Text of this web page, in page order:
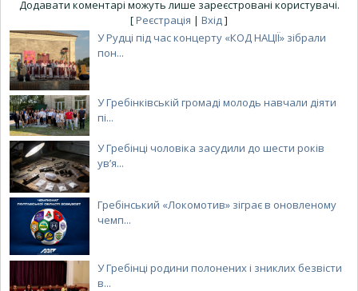
Додавати коментарі можуть лише зареєстровані користувачі.
[Реєстрація | Вхід ]
У Рудці під час концерту «КОД НАЦІЇ» зібрали
пон...
У Гребінківській громаді молодь навчали діяти
пі...
У Гребінці чоловіка засудили до шести років
ув’я...
Гребінський «Локомотив» зіграє в оновленому
чемп...
У Гребінці родини полонених і зниклих безвісти
в...